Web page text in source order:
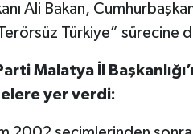
Ali Bakan,
Türkiye” sürecine
Malatya İl
yer verdi: